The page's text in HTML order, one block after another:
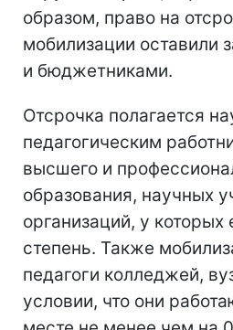
образом, право на
мобилизации оставили
и бюджетниками.
Отсрочка полагается
педагогическим
высшего и
образования, научных
организаций, у которых
степень. Также
педагоги колледжей,
условии, что они